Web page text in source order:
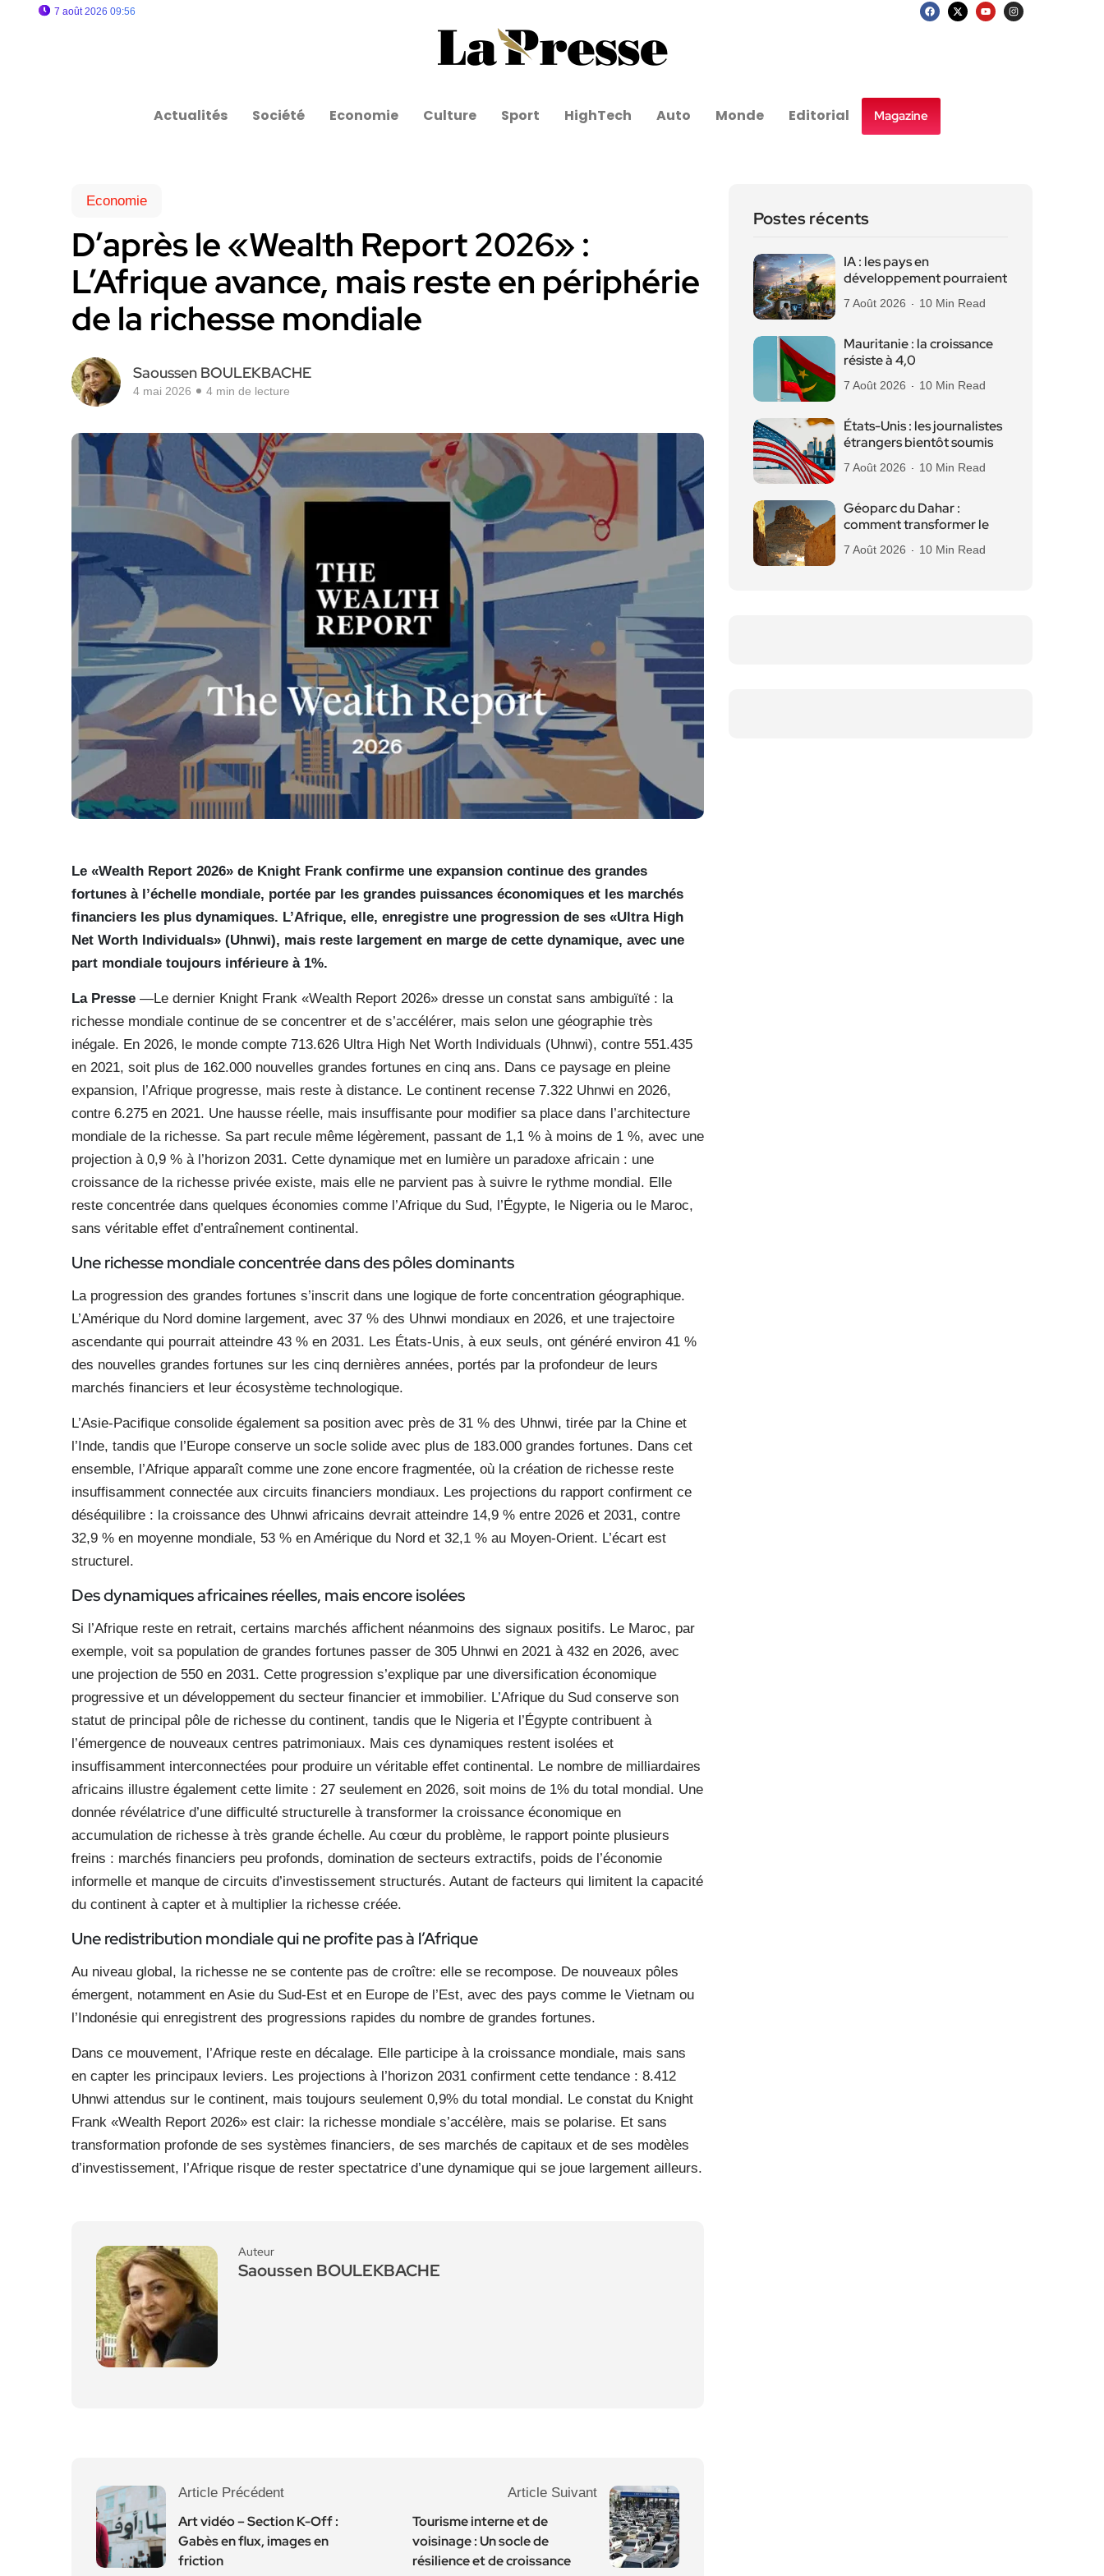
7 août 2026 09:56
Actualités Société Economie Culture Sport HighTech Auto Monde Editorial Magazine
Economie
D’après le «Wealth Report 2026» :
L’Afrique avance, mais reste en périphérie
de la richesse mondiale
Saoussen BOULEKBACHE
4 mai 2026 4 min de lecture
Le «Wealth Report 2026» de Knight Frank confirme une expansion continue des grandes
fortunes à l’échelle mondiale, portée par les grandes puissances économiques et les marchés
financiers les plus dynamiques. L’Afrique, elle, enregistre une progression de ses «Ultra High
Net Worth Individuals» (Uhnwi), mais reste largement en marge de cette dynamique, avec une
part mondiale toujours inférieure à 1%.
La Presse —Le dernier Knight Frank «Wealth Report 2026» dresse un constat sans ambiguïté : la
richesse mondiale continue de se concentrer et de s’accélérer, mais selon une géographie très
inégale. En 2026, le monde compte 713.626 Ultra High Net Worth Individuals (Uhnwi), contre 551.435
en 2021, soit plus de 162.000 nouvelles grandes fortunes en cinq ans. Dans ce paysage en pleine
expansion, l’Afrique progresse, mais reste à distance. Le continent recense 7.322 Uhnwi en 2026,
contre 6.275 en 2021. Une hausse réelle, mais insuffisante pour modifier sa place dans l’architecture
mondiale de la richesse. Sa part recule même légèrement, passant de 1,1 % à moins de 1 %, avec une
projection à 0,9 % à l’horizon 2031. Cette dynamique met en lumière un paradoxe africain : une
croissance de la richesse privée existe, mais elle ne parvient pas à suivre le rythme mondial. Elle
reste concentrée dans quelques économies comme l’Afrique du Sud, l’Égypte, le Nigeria ou le Maroc,
sans véritable effet d’entraînement continental.
Une richesse mondiale concentrée dans des pôles dominants
La progression des grandes fortunes s’inscrit dans une logique de forte concentration géographique.
L’Amérique du Nord domine largement, avec 37 % des Uhnwi mondiaux en 2026, et une trajectoire
ascendante qui pourrait atteindre 43 % en 2031. Les États-Unis, à eux seuls, ont généré environ 41 %
des nouvelles grandes fortunes sur les cinq dernières années, portés par la profondeur de leurs
marchés financiers et leur écosystème technologique.
L’Asie-Pacifique consolide également sa position avec près de 31 % des Uhnwi, tirée par la Chine et
l’Inde, tandis que l’Europe conserve un socle solide avec plus de 183.000 grandes fortunes. Dans cet
ensemble, l’Afrique apparaît comme une zone encore fragmentée, où la création de richesse reste
insuffisamment connectée aux circuits financiers mondiaux. Les projections du rapport confirment ce
déséquilibre : la croissance des Uhnwi africains devrait atteindre 14,9 % entre 2026 et 2031, contre
32,9 % en moyenne mondiale, 53 % en Amérique du Nord et 32,1 % au Moyen-Orient. L’écart est
structurel.
Des dynamiques africaines réelles, mais encore isolées
Si l’Afrique reste en retrait, certains marchés affichent néanmoins des signaux positifs. Le Maroc, par
exemple, voit sa population de grandes fortunes passer de 305 Uhnwi en 2021 à 432 en 2026, avec
une projection de 550 en 2031. Cette progression s’explique par une diversification économique
progressive et un développement du secteur financier et immobilier. L’Afrique du Sud conserve son
statut de principal pôle de richesse du continent, tandis que le Nigeria et l’Égypte contribuent à
l’émergence de nouveaux centres patrimoniaux. Mais ces dynamiques restent isolées et
insuffisamment interconnectées pour produire un véritable effet continental. Le nombre de milliardaires
africains illustre également cette limite : 27 seulement en 2026, soit moins de 1% du total mondial. Une
donnée révélatrice d’une difficulté structurelle à transformer la croissance économique en
accumulation de richesse à très grande échelle. Au cœur du problème, le rapport pointe plusieurs
freins : marchés financiers peu profonds, domination de secteurs extractifs, poids de l’économie
informelle et manque de circuits d’investissement structurés. Autant de facteurs qui limitent la capacité
du continent à capter et à multiplier la richesse créée.
Une redistribution mondiale qui ne profite pas à l’Afrique
Au niveau global, la richesse ne se contente pas de croître: elle se recompose. De nouveaux pôles
émergent, notamment en Asie du Sud-Est et en Europe de l’Est, avec des pays comme le Vietnam ou
l’Indonésie qui enregistrent des progressions rapides du nombre de grandes fortunes.
Dans ce mouvement, l’Afrique reste en décalage. Elle participe à la croissance mondiale, mais sans
en capter les principaux leviers. Les projections à l’horizon 2031 confirment cette tendance : 8.412
Uhnwi attendus sur le continent, mais toujours seulement 0,9% du total mondial. Le constat du Knight
Frank «Wealth Report 2026» est clair: la richesse mondiale s’accélère, mais se polarise. Et sans
transformation profonde de ses systèmes financiers, de ses marchés de capitaux et de ses modèles
d’investissement, l’Afrique risque de rester spectatrice d’une dynamique qui se joue largement ailleurs.
Auteur
Saoussen BOULEKBACHE
Article Précédent
Art vidéo – Section K-Off :
Gabès en flux, images en
friction
Article Suivant
Tourisme interne et de
voisinage : Un socle de
résilience et de croissance
Postes récents
IA : les pays en
développement pourraient
7 Août 2026 10 Min Read
Mauritanie : la croissance
résiste à 4,0
7 Août 2026 10 Min Read
États-Unis : les journalistes
étrangers bientôt soumis
7 Août 2026 10 Min Read
Géoparc du Dahar :
comment transformer le
7 Août 2026 10 Min Read